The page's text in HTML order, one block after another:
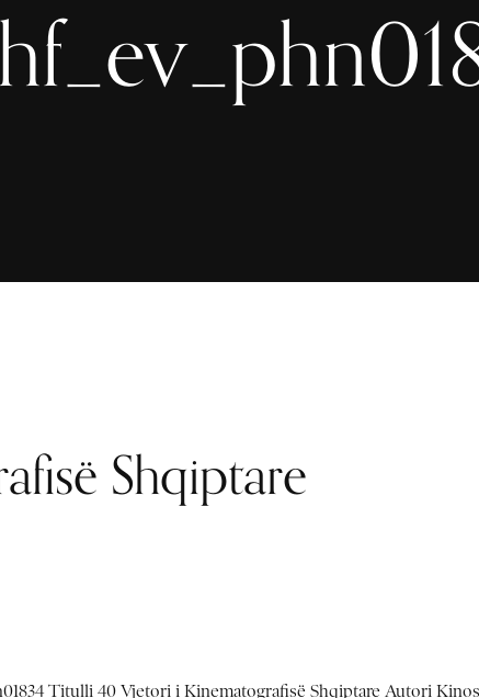
Shqiptare
Titulli 40 Vjetori i Kinematografisë Shqiptare Autori